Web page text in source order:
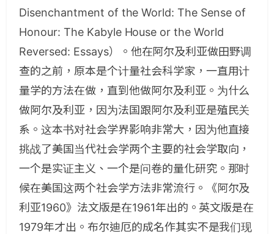
Disenchantment of the World: The Sense of
Honour: The Kabyle House or the World
Reversed: Essays）。他在阿尔及利亚做田野调
查的之前，原本是个计量社会科学家，一直用计
量学的方法在做，直到他做阿尔及利亚。为什么
做阿尔及利亚，因为法国跟阿尔及利亚是殖民关
系。这本书对社会学界影响非常大，因为他直接
挑战了美国当代社会学两个主要的社会学取向，
一个是实证主义、一个是问卷的量化研究。那时
候在美国这两个社会学方法非常流行。《阿尔及
利亚1960》法文版是在1961年出的。英文版是在
1979年才出。布尔迪厄的成名作其实不是我们现